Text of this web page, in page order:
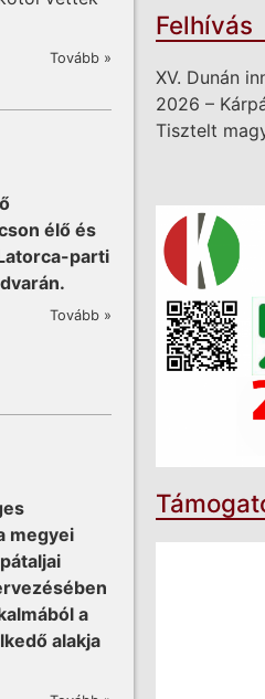
Tovább »
élő és
parti
Tovább »
megyei
a
alakja
Felhívás
XV. Dunán
2026 –
Tisztelt